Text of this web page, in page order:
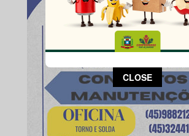
This popup will close in:13
CLOSE